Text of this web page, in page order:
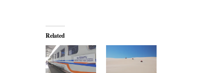
Related